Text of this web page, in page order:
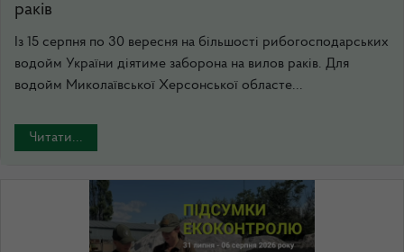
раків
Із 15 серпня по 30 вересня на більшості рибогосподарських
водойм України діятиме заборона на вилов раків. Для
водойм Миколаївської Херсонської областе...
Читати...